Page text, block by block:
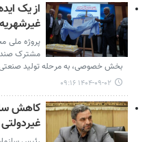
از یک
پروژه ملی
مشترک
بخش خصوصی، به مرحله تولید
۱۴۰۴-۰۹-۰۲ ۰۹:۱۶
کاهش
غیردولتی